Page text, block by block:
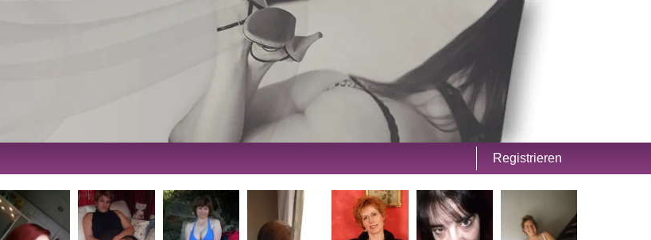
Registrieren